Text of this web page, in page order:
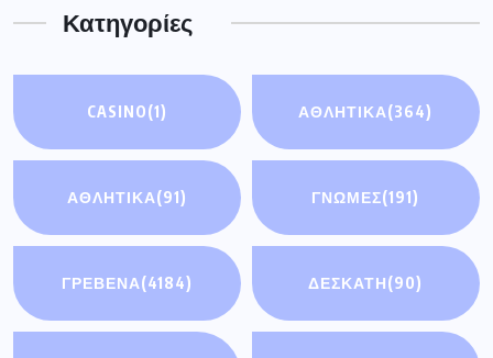
Κατηγορίες
CASINO(1) ΑΘΛΗΤΙΚΑ(364)
ΑΘΛΗΤΙΚΆ(91) ΓΝΩΜΕΣ(191)
ΓΡΕΒΕΝΑ(4184) ΔΕΣΚΑΤΗ(90)